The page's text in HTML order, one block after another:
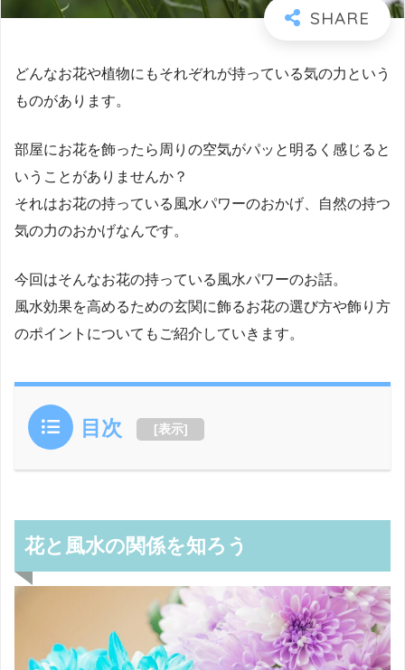
どんなお花や植物にもそれぞれが持っている気の力という
ものがあります。
部屋にお花を飾ったら周りの空気がパッと明るく感じると
いうことがありませんか？
それはお花の持っている風水パワーのおかげ、自然の持つ
気の力のおかげなんです。
今回はそんなお花の持っている風水パワーのお話。
風水効果を高めるための玄関に飾るお花の選び方や飾り方
のポイントについてもご紹介していきます。
目次 [表示]
花と風水の関係を知ろう